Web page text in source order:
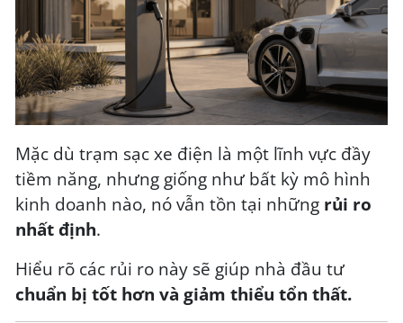
Mặc dù trạm sạc xe điện là một lĩnh vực đầy
tiềm năng, nhưng giống như bất kỳ mô hình
kinh doanh nào, nó vẫn tồn tại những rủi ro
nhất định.
Hiểu rõ các rủi ro này sẽ giúp nhà đầu tư
chuẩn bị tốt hơn và giảm thiểu tổn thất.